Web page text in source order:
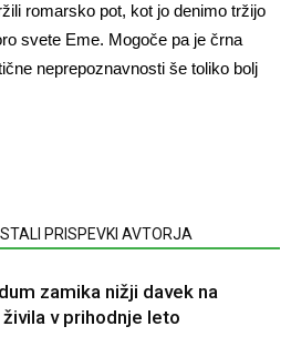
romarsko pot, kot jo denimo tržijo
svete Eme. Mogoče pa je črna
neprepoznavnosti še toliko bolj
PRISPEVKI AVTORJA
zamika nižji davek na
živila v prihodnje leto